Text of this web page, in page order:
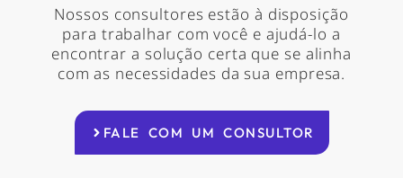
Nossos consultores estão à disposição
para trabalhar com você e ajudá-lo a
encontrar a solução certa que se alinha
com as necessidades da sua empresa.
FALE COM UM CONSULTOR